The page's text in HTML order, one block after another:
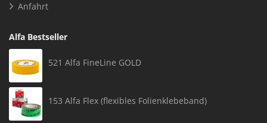
Anfahrt
Alfa Bestseller
521 Alfa FineLine GOLD
153 Alfa Flex (flexibles Folienklebeband)